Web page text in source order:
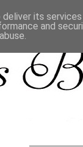
its
and